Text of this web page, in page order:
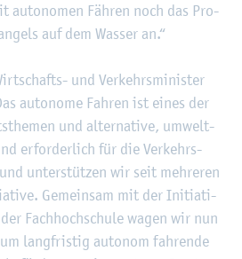
au­to­no­men Fäh­ren noch das Pro­
auf dem Was­ser an.“
und Ver­kehrs­mi­nis­ter
au­to­no­me Fah­ren ist eines der
und al­ter­na­ti­ve, um­welt­
er­for­der­lich für die Ver­kehrs­
un­ter­stüt­zen wir seit meh­re­ren
Ge­mein­sam mit der In­itia­ti­
Fach­hoch­schu­le wagen wir nun
lang­fris­tig au­to­nom fah­ren­de